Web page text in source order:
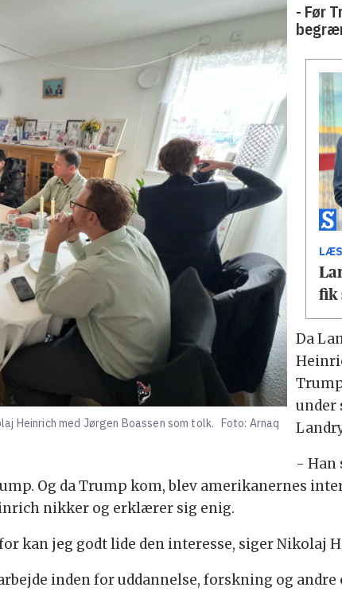
Heinrich med Jørgen Boassen som tolk. Foto: Arnaq
- Før
fik
Da
under
- Han
Og da Trump kom, blev amerikanernes
nikker og erklærer sig enig.
kan jeg godt lide den interesse, siger Nikolaj
inden for uddannelse, forskning og andre